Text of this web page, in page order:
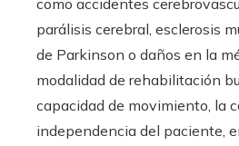
como accidentes
parálisis cerebral, esclerosis
de Parkinson o daños en la
modalidad de rehabilitación
capacidad de movimiento, la
independencia del paciente,